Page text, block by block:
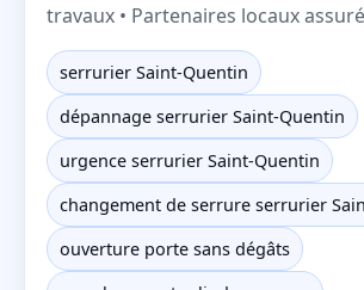
travaux • Partenaires locaux
serrurier Saint-Quentin
dépannage serrurier Saint-Quentin
urgence serrurier Saint-Quentin
changement de serrure serrurier
ouverture porte sans dégâts